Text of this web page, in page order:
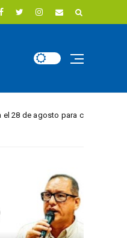
para competir por 10.000 euros